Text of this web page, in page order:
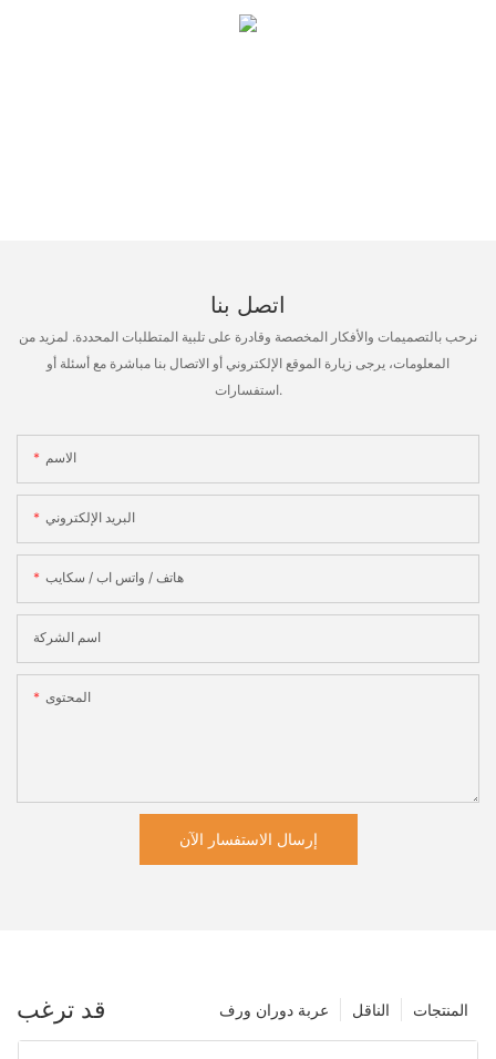
اتصل بنا
نرحب بالتصميمات والأفكار المخصصة وقادرة على تلبية المتطلبات المحددة. لمزيد من
المعلومات، يرجى زيارة الموقع الإلكتروني أو الاتصال بنا مباشرة مع أسئلة أو
استفسارات.
الاسم
البريد الإلكتروني
هاتف / واتس اب / سكايب
اسم الشركة
المحتوى
إرسال الاستفسار الآن
قد ترغب المنتجات الناقل عربة دوران ورف